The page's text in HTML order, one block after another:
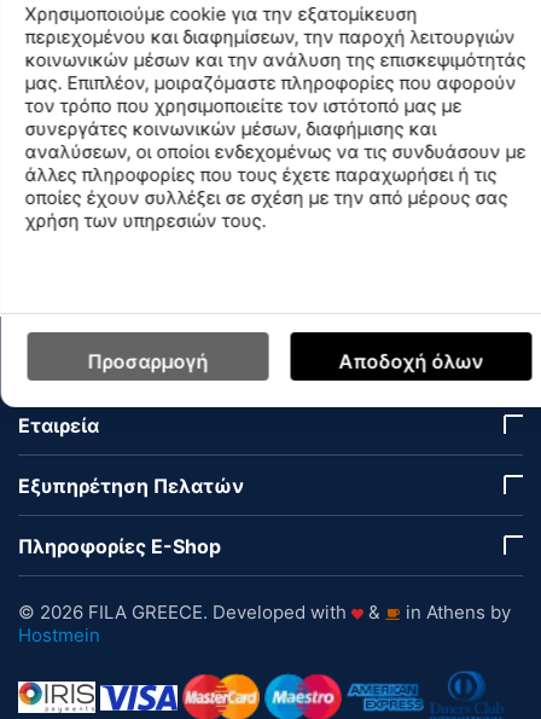
Περιγραφή Χρώματος
ΜΠΛΕ ΣΚΟΥΡΟ ΧΡΥΣΟ
Φύλο
ΑΝΔΡΑΣ
Σύνθεση
100%ΠΟΛΥΕΣΤΕΡΑΣ
Find similar
Ο Λογαριασμός μου
Εταιρεία
Εξυπηρέτηση Πελατών
Πληροφορίες E-Shop
© 2026 FILA GREECE. Developed with &
in Athens by
Hostmein
Χρησιμοποιούμε cookie για την εξατομίκευση
περιεχομένου και διαφημίσεων, την παροχή λειτουργιών
κοινωνικών μέσων και την ανάλυση της επισκεψιμότητάς
μας. Επιπλέον, μοιραζόμαστε πληροφορίες που αφορούν
τον τρόπο που χρησιμοποιείτε τον ιστότοπό μας με
συνεργάτες κοινωνικών μέσων, διαφήμισης και
αναλύσεων, οι οποίοι ενδεχομένως να τις συνδυάσουν με
άλλες πληροφορίες που τους έχετε παραχωρήσει ή τις
οποίες έχουν συλλέξει σε σχέση με την από μέρους σας
χρήση των υπηρεσιών τους.
Προσαρμογή Αποδοχή όλων